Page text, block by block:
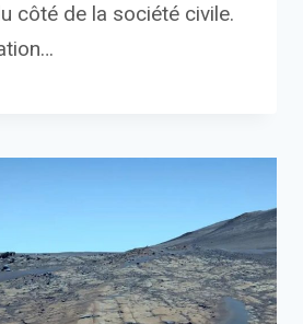
côté de la société civile.